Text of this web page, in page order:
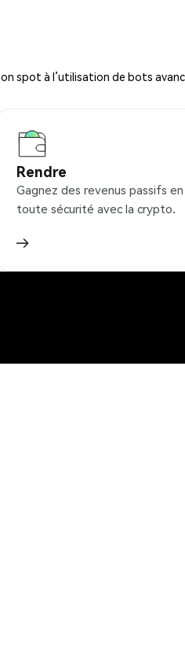
spot à l’utilisation de bots
Rendre
Gagnez des revenus passifs en
toute sécurité avec la crypto.